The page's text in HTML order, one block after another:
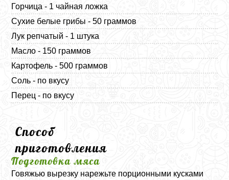
Горчица - 1 чайная ложка
Сухие белые грибы - 50 граммов
Лук репчатый - 1 штука
Масло - 150 граммов
Картофель - 500 граммов
Соль - по вкусу
Перец - по вкусу
Способ
приготовления
Подготовка мяса
Говяжью вырезку нарежьте порционными кусками